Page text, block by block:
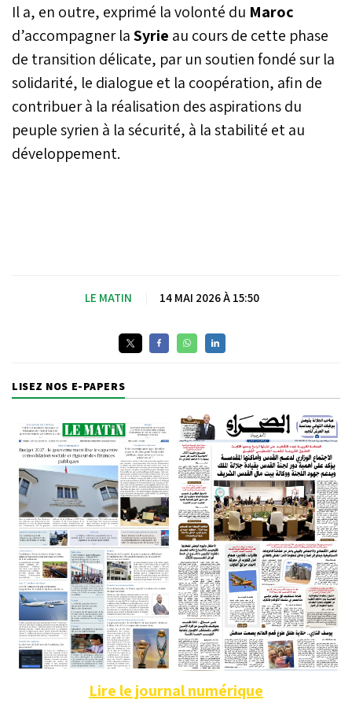
Il a, en outre, exprimé la volonté du Maroc
d’accompagner laSyrie au cours de cette phase
de transition délicate, par un soutien fondé sur la
solidarité, le dialogue et la coopération, afin de
contribuer à la réalisation des aspirations du
peuple syrien à la sécurité, à la stabilité et au
développement.
LE MATIN 14 MAI 2026 À 15:50
LISEZ NOS E-PAPERS
Lire le journal numérique